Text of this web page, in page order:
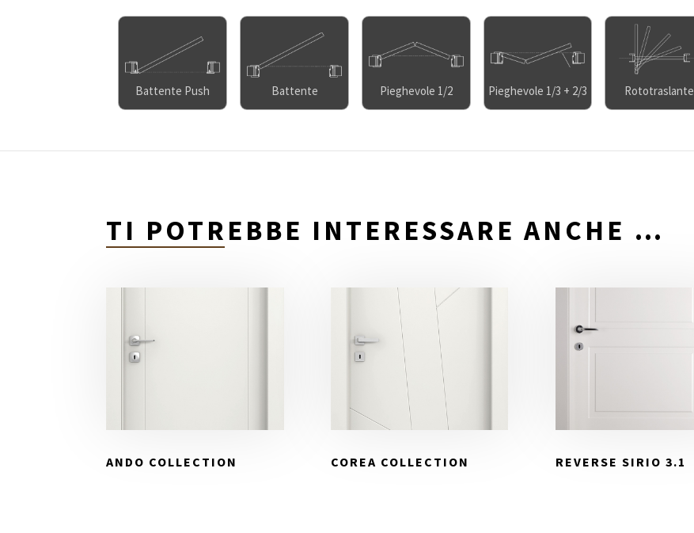
Battente Push Battente Pieghevole 1/2 Pieghevole 1/3 + 2/3 Rototraslante
TI POTREBBE INTERESSARE ANCHE …
ANDO COLLECTION COREA COLLECTION REVERSE SIRIO 3.1